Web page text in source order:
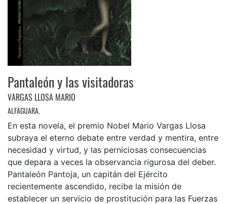
Pantaleón y las visitadoras
VARGAS LLOSA MARIO
ALFAGUARA.
En esta novela, el premio Nobel Mario Vargas Llosa
subraya el eterno debate entre verdad y mentira, entre
necesidad y virtud, y las perniciosas consecuencias
que depara a veces la observancia rigurosa del deber.
Pantaleón Pantoja, un capitán del Ejército
recientemente ascendido, recibe la misión de
establecer un servicio de prostitución para las Fuerzas